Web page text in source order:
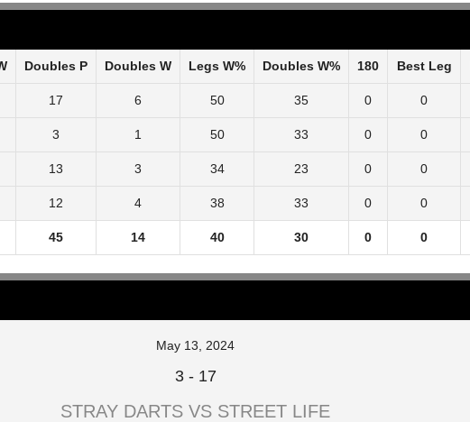
Doubles P Doubles W Legs W% Doubles W% 180 Best Leg
17 6 50 35 0 0
3 1 50 33 0 0
13 3 34 23 0 0
12 4 38 33 0 0
45 14 40 30 0 0
May 13, 2024
3- 17
STRAY DARTS VS STREET LIFE